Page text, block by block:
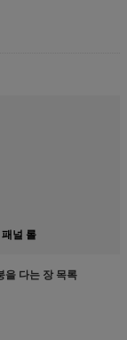
널 롤
을 다는 장 목록